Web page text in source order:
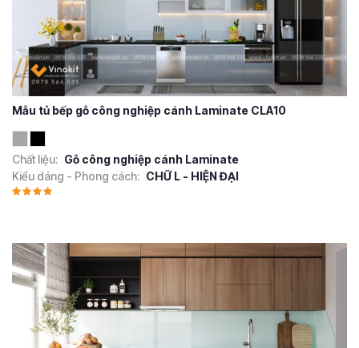
Mẫu tủ bếp gỗ công nghiệp cánh Laminate CLA10
Chất liệu: Gỗ công nghiệp cánh Laminate
Kiểu dáng - Phong cách: CHỮ L - HIỆN ĐẠI